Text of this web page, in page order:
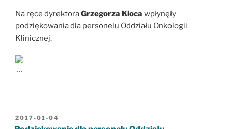
Na ręce dyrektoraGrzegorza Kloca wpłynęły
podziękowania dla personelu Oddziału Onkologii
Klinicznej.
…
OPUBLIKOWANE
W
2017-01-04